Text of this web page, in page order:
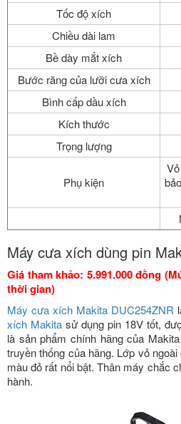
Tốc độ xích
Chiều dài lam
Bề dày mắt xích
Bước răng của lưỡi cưa xích
Bình cấp dầu xích
Kích thước
Trọng lượng
Phụ kiện
Máy cưa xích dùng pin
Giá tham khảo: 5.991.000 đồng
thời gian)
Máy cưa xích Makita DUC254ZNR
xích Makita sử dụng pin 18V tốt,
là sản phẩm chính hãng của
truyền thống của hãng. Lớp vỏ
màu đỏ rất nổi bật. Thân máy chắc
hành.